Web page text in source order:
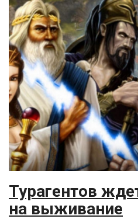
Турагентов
на выживание